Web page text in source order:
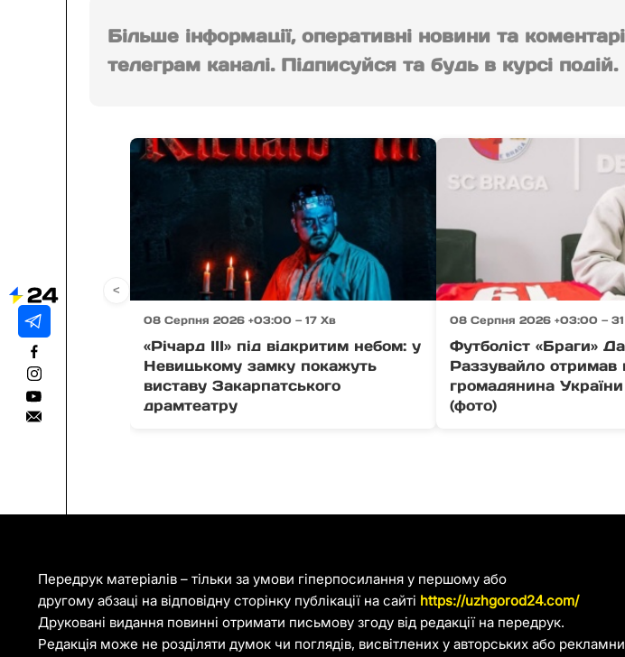
Більше інформації, оперативні новини та
телеграм каналі. Підписуйся та будь в курсі подій.
08 Серпня 2026 +03:00 — 17 Хв
«Річард ІІІ» під відкритим небом: у
Невицькому замку покажуть
виставу Закарпатського
драмтеатру
08 Серпня 2026 +03:00 —
Футболіст «Браги»
Раззувайло отримав
громадянина
(фото)
<
Передрук матеріалів – тільки за умови гіперпосилання у першому або
другому абзаці на відповідну сторінку публікації на сайті https://uzhgorod24.com/
Друковані видання повинні отримати письмову згоду від редакції на передрук.
Редакція може не розділяти думок чи поглядів, висвітлених у авторських або